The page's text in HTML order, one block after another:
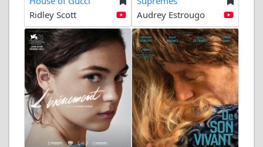
Ridley Scott
Audrey Estrougo